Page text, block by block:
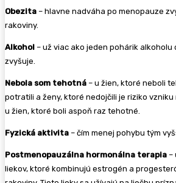
Obezita – hlavne nadváha po menopauze
rakoviny.
Alkohol – už viac ako jeden pohárik
zvyšuje.
Nebola som tehotná – u žien, ktoré neboli
potratili a ženy, ktoré nedojčili je riziko
u žien, ktoré boli aspoň raz tehotné.
Fyzická aktivita – čím menej pohybu tým
Postmenopauzálna hormonálna terapia –
liekov, ktoré kombinujú estrogén a